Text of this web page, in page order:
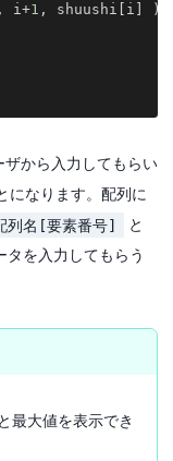
, i+1 , shuushi i )
から入力してもらい
になります。配列に
列名[要素番号]
と
タを入力してもらう
最大値を表示でき